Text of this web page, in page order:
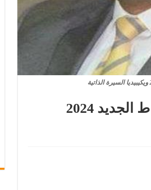
من هو ايمن الشهابي محافظ دمياط الجديد 2024